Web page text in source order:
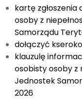
kartę
osoby z
Samorządu
dołączyć
klauzulę
osobisty osoby z
Jednostek
2026